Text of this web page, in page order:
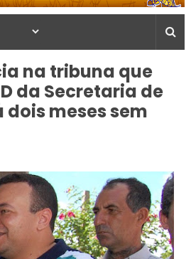
na tribuna que
da Secretaria de
meses sem